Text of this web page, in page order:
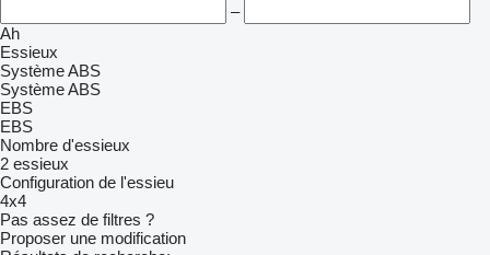
–
Ah
Essieux
Système ABS
Système ABS
EBS
EBS
Nombre d'essieux
2 essieux
Configuration de l'essieu
4x4
Pas assez de filtres ?
Proposer une modification